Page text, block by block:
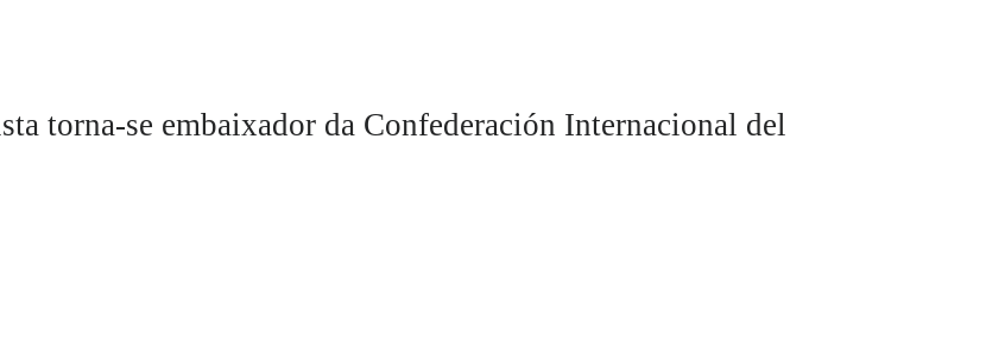
torna-se embaixador da Confederación Internacional del